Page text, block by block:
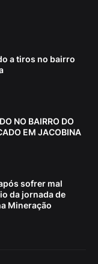
a tiros no bairro
NO BAIRRO DO
EM JACOBINA
sofrer mal
da jornada de
Mineração